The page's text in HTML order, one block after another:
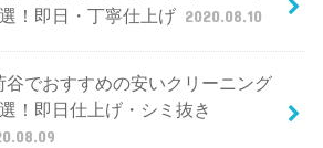
！即日・丁寧仕上げ 2020.08.10
谷でおすすめの安いクリーニング
！即日仕上げ・シミ抜き